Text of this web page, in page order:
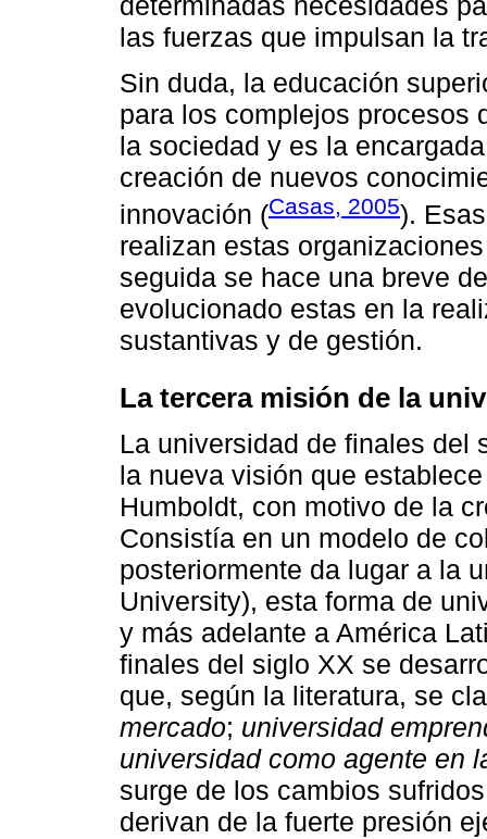
las fuerzas que impulsan la
Sin duda, la educación
para los complejos procesos
la sociedad y es la
creación de nuevos
innovación (Casas, 2005).
realizan estas
seguida se hace una breve
evolucionado estas en la
sustantivas y de gestión.
La tercera misión de la
La universidad de finales del
la nueva visión que
Humboldt, con motivo de la
Consistía en un modelo de
posteriormente da lugar a la
University), esta forma de
y más adelante a América
finales del siglo XX se
que, según la literatura, se
mercado; universidad
universidad como agente en
surge de los cambios
derivan de la fuerte presión